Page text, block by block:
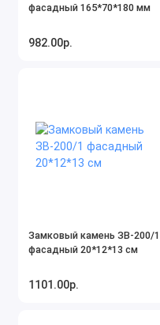
фасадный 165*70*180 мм
982.00р.
Замковый камень ЗВ-200/1
фасадный 20*12*13 см
1101.00р.